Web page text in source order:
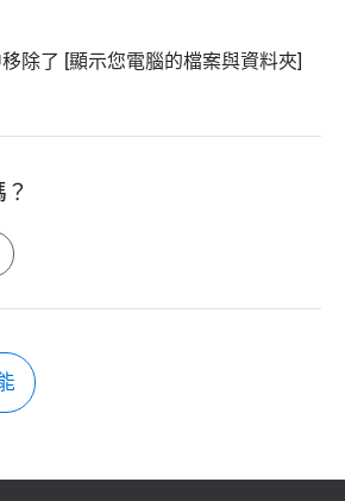
除了 [顯示您電腦的檔案與資料夾]